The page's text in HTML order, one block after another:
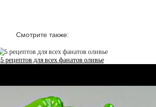
Смотрите также:
5 рецептов для всех фанатов оливье